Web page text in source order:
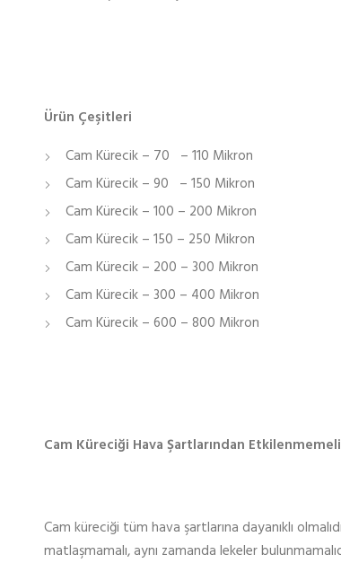
Ürün Çeşitleri
Cam Kürecik – 70 – 110 Mikron
Cam Kürecik – 90 – 150 Mikron
Cam Kürecik – 100 – 200 Mikron
Cam Kürecik – 150 – 250 Mikron
Cam Kürecik – 200 – 300 Mikron
Cam Kürecik – 300 – 400 Mikron
Cam Kürecik – 600 – 800 Mikron
Cam Küreciği Hava Şartlarından
Cam küreciği tüm hava şartlarına dayanıklı
matlaşmamalı, aynı zamanda lekeler